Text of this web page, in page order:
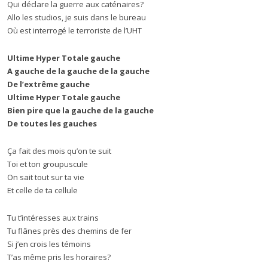
Qui déclare la guerre aux caténaires?
Allo les studios, je suis dans le bureau
Où est interrogé le terroriste de l’UHT
Ultime Hyper Totale gauche
A gauche de la gauche de la gauche
De l’extrême gauche
Ultime Hyper Totale gauche
Bien pire que la gauche de la gauche
De toutes les gauches
Ça fait des mois qu’on te suit
Toi et ton groupuscule
On sait tout sur ta vie
Et celle de ta cellule
Tu t’intéresses aux trains
Tu flânes près des chemins de fer
Si j’en crois les témoins
T’as même pris les horaires?